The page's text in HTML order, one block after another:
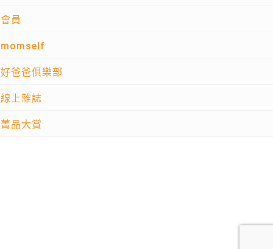
會員
momself
好爸爸俱樂部
線上雜誌
菁品大賞